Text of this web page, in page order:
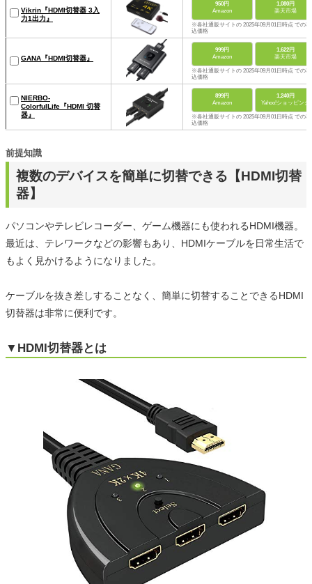
Vikrin『HDMI切替器 3入
力1出力』
950円
Amazon
1,080円
楽天市場
※各社通販サイトの 2025年09月01日時点 での税
込価格
GANA『HDMI切替器』
999円
Amazon
1,622円
楽天市場
※各社通販サイトの 2025年09月01日時点 での税
込価格
NIERBO-
ColorfulLife『HDMI 切替
器』
899円
Amazon
1,240円
Yahoo!ショッピング
※各社通販サイトの 2025年09月01日時点 での税
込価格
複数のデバイスを簡単に切替できる【HDMI切替
器】
前提知識
パソコンやテレビレコーダー、ゲーム機器にも使われるHDMI機器。
最近は、テレワークなどの影響もあり、HDMIケーブルを日常生活で
もよく見かけるようになりました。
ケーブルを抜き差しすることなく、簡単に切替することできるHDMI
切替器は非常に便利です。
▼HDMI切替器とは